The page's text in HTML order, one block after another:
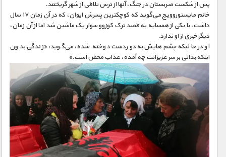
پس از شکست صربستان در جنگ، آنها از ترس تلافی از شهر گریختند.
خانم مایستوروویج می‌گوید که کوچکترین پسرش ایوان، که در آن زمان ۱۷ سال
داشت، با یکی از همسایه به قصد ترک کوزوو سوار یک ماشین شد اما از آن زمان،
دیگر خبری از او ندارد.
او در حالیکه چشم‌هایش به دوردست دوخته شده، می‌گوید: «زندگی بدون
اینکه بدانی بر سر عزیزانت چه آمده، عذاب محض است.»